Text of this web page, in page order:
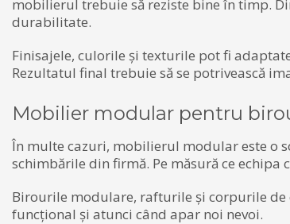
mobilierul trebuie să reziste bine în timp.
durabilitate.
Finisajele, culorile și texturile pot fi
Rezultatul final trebuie să se potrivească
Mobilier modular pentru
În multe cazuri, mobilierul modular este o
schimbările din firmă. Pe măsură ce
Birourile modulare, rafturile și corpurile
funcțional și atunci când apar noi nevoi.